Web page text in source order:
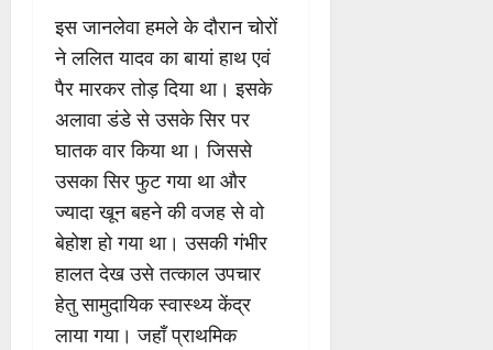
इस जानलेवा हमले के दौरान चोरों
ने ललित यादव का बायां हाथ एवं
पैर मारकर तोड़ दिया था। इसके
अलावा डंडे से उसके सिर पर
घातक वार किया था। जिससे
उसका सिर फुट गया था और
ज्यादा खून बहने की वजह से वो
बेहोश हो गया था। उसकी गंभीर
हालत देख उसे तत्काल उपचार
हेतु सामुदायिक स्वास्थ्य केंद्र
लाया गया। जहाँ प्राथमिक